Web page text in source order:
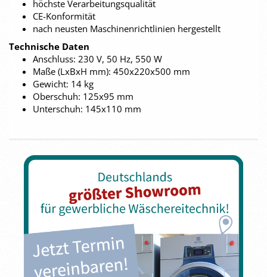
höchste Verarbeitungsqualität
CE-Konformität
nach neusten Maschinenrichtlinien hergestellt
Technische Daten
Anschluss: 230 V, 50 Hz, 550 W
Maße (LxBxH mm): 450x220x500 mm
Gewicht: 14 kg
Oberschuh: 125x95 mm
Unterschuh: 145x110 mm